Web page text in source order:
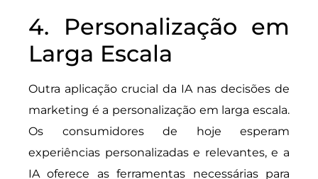
4. Personalização em
Larga Escala
Outra aplicação crucial da IA nas decisões de
marketing é a personalização em larga escala.
Os consumidores de hoje esperam
experiências personalizadas e relevantes, e a
IA oferece as ferramentas necessárias para